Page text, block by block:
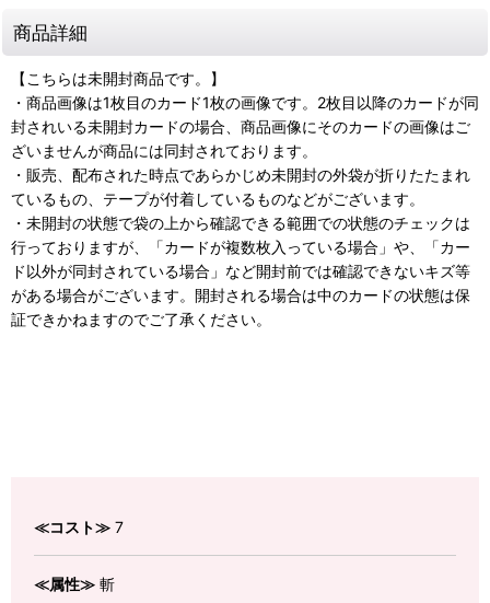
商品詳細
【こちらは未開封商品です。】
・商品画像は1枚目のカード1枚の画像です。2枚目以降のカードが同
封されいる未開封カードの場合、商品画像にそのカードの画像はご
ざいませんが商品には同封されております。
・販売、配布された時点であらかじめ未開封の外袋が折りたたまれ
ているもの、テープが付着しているものなどがございます。
・未開封の状態で袋の上から確認できる範囲での状態のチェックは
行っておりますが、「カードが複数枚入っている場合」や、「カー
ド以外が同封されている場合」など開封前では確認できないキズ等
がある場合がございます。開封される場合は中のカードの状態は保
証できかねますのでご了承ください。
≪コスト≫ 7
≪属性≫ 斬